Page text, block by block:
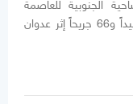
الجنوبية للعاصمة
اللبنانية بحلول مساء اليوم الجمعة إلى 12 شهيداً و66 جريحاً إثر عدوان